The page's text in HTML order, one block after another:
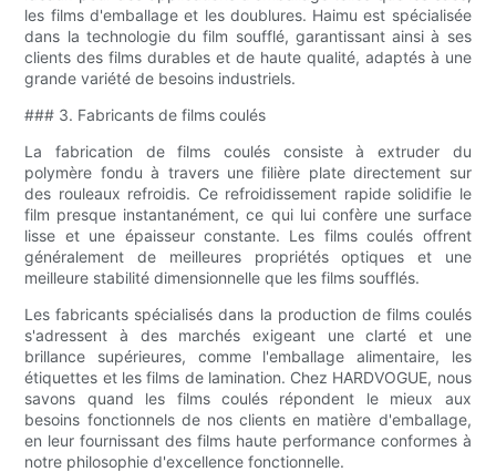
les films d'emballage et les doublures. Haimu est spécialisée
dans la technologie du film soufflé, garantissant ainsi à ses
clients des films durables et de haute qualité, adaptés à une
grande variété de besoins industriels.
### 3. Fabricants de films coulés
La fabrication de films coulés consiste à extruder du
polymère fondu à travers une filière plate directement sur
des rouleaux refroidis. Ce refroidissement rapide solidifie le
film presque instantanément, ce qui lui confère une surface
lisse et une épaisseur constante. Les films coulés offrent
généralement de meilleures propriétés optiques et une
meilleure stabilité dimensionnelle que les films soufflés.
Les fabricants spécialisés dans la production de films coulés
s'adressent à des marchés exigeant une clarté et une
brillance supérieures, comme l'emballage alimentaire, les
étiquettes et les films de lamination. Chez HARDVOGUE, nous
savons quand les films coulés répondent le mieux aux
besoins fonctionnels de nos clients en matière d'emballage,
en leur fournissant des films haute performance conformes à
notre philosophie d'excellence fonctionnelle.